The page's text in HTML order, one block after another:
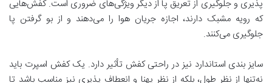
‌پذیری و جلوگیری از تعریق پا از دیگر ویژگی‌های ضروری است. کفش‌هایی
که رویه مشبک دارند، اجازه جریان هوا را می‌دهند و از بو گرفتن پا
جلوگیری می‌کنند.
سایز بندی استاندارد نیز در راحتی کفش تأثیر دارد. یک کفش اسپرت باید
نه‌تنها از نظر طول، بلکه از نظر پهنا و انعطاف ‌پذیری نیز مناسب باشد تا